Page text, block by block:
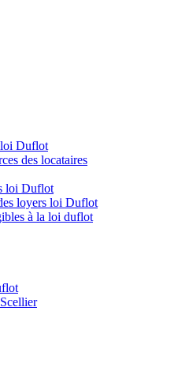
loi Duflot
des locataires
loi Duflot
loyers loi Duflot
à la loi duflot